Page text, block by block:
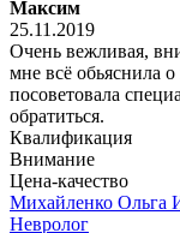
Максим
25.11.2019
Очень вежливая,
мне всё обьяснила
посоветовала
обратиться.
Квалификация
Внимание
Цена-качество
Михайленко Ольга
Невролог